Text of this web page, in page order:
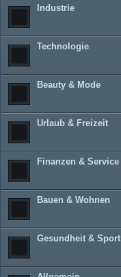
Industrie
Technologie
Beauty & Mode
Urlaub & Freizeit
Finanzen & Service
Bauen & Wohnen
Gesundheit & Sport